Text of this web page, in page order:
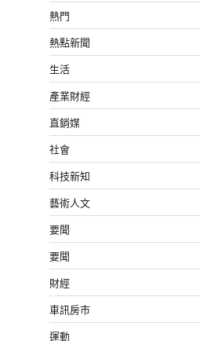
熱門
熱點新聞
生活
產業財經
直銷媒
社會
科技新知
藝術人文
要聞
要聞
財經
車訊房市
運動